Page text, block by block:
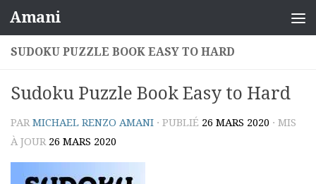
Skip to content
Amani
SUDOKU PUZZLE BOOK EASY TO HARD
Sudoku Puzzle Book Easy to Hard
PARMICHAEL RENZO AMANI · PUBLIÉ 26 MARS 2020 · MIS
À JOUR 26 MARS 2020